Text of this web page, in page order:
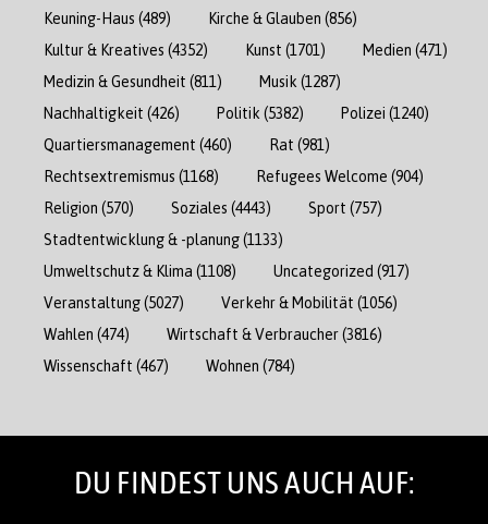
Keuning-Haus (489) Kirche & Glauben (856)
Kultur & Kreatives (4352) Kunst (1701) Medien (471)
Medizin & Gesundheit (811) Musik (1287)
Nachhaltigkeit (426) Politik (5382) Polizei (1240)
Quartiersmanagement (460) Rat (981)
Rechtsextremismus (1168) Refugees Welcome (904)
Religion (570) Soziales (4443) Sport (757)
Stadtentwicklung & -planung(1133)
Umweltschutz & Klima (1108) Uncategorized (917)
Veranstaltung(5027) Verkehr & Mobilität (1056)
Wahlen (474) Wirtschaft & Verbraucher(3816)
Wissenschaft (467) Wohnen (784)
DU FINDEST UNS AUCH AUF: